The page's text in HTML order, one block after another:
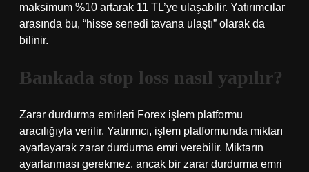
maksimum %10 artarak 11 TL’ye ulaşabilir. Yatırımcılar
arasında bu, “hisse senedi tavana ulaştı” olarak da
bilinir.
Bankada stop loss nasıl yapılır?
Zarar durdurma emirleri Forex işlem platformu
aracılığıyla verilir. Yatırımcı, işlem platformunda miktarı
ayarlayarak zarar durdurma emri verebilir. Miktarın
ayarlanması gerekmez, ancak bir zarar durdurma emri